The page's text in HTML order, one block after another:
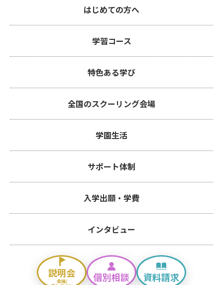
はじめての方へ
学習コース
特色ある学び
全国のスクーリング会場
学園生活
サポート体制
入学出願・学費
インタビュー
説明会
会場/ 個別相談 資料請求